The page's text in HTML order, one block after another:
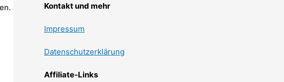
Kontakt und mehr
Impressum
Datenschutzerklärung
Affiliate-Links